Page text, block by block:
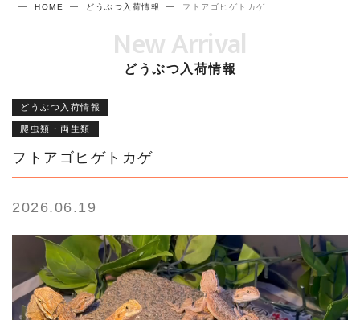
HOME どうぶつ入荷情報 フトアゴヒゲトカゲ
New Arrival
どうぶつ入荷情報
どうぶつ入荷情報
爬虫類・両生類
フトアゴヒゲトカゲ
2026.06.19